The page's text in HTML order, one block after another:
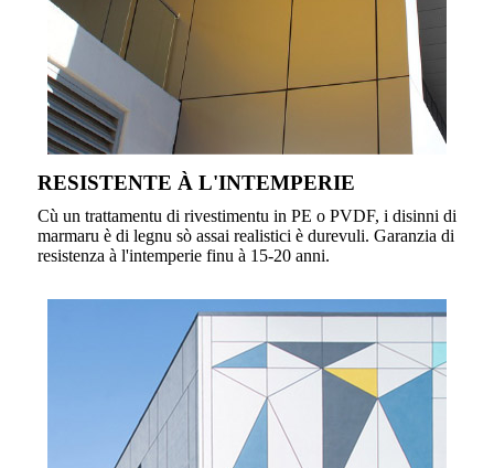
RESISTENTE À L'INTEMPERIE
Cù un trattamentu di rivestimentu in PE o PVDF, i disinni di
marmaru è di legnu sò assai realistici è durevuli. Garanzia di
resistenza à l'intemperie finu à 15-20 anni.